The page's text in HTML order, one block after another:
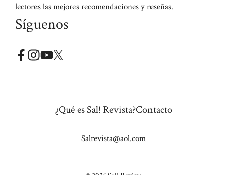
lectores las mejores recomendaciones y reseñas.
Síguenos
¿Qué es Sal! Revista?Contacto
Salrevista@aol.com